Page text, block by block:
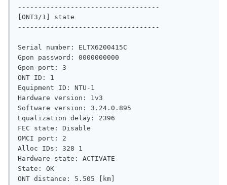
-----------------------------------
[ONT3/1] state
-----------------------------------
Serial number: ELTX6200415C
Gpon password: 0000000000
Gpon-port: 3
ONT ID: 1
Equipment ID: NTU-1
Hardware version: 1v3
Software version: 3.24.0.895
Equalization delay: 2396
FEC state: Disable
OMCI port: 2
Alloc IDs: 328 1
Hardware state: ACTIVATE
State: OK
ONT distance: 5.505 [km]